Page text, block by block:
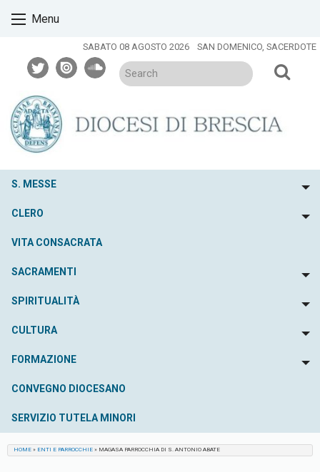
Menu
SABATO 08 AGOSTO 2026 SAN DOMENICO, SACERDOTE
twitterissuusoundcloud
S. MESSE
CLERO
VITA CONSACRATA
SACRAMENTI
SPIRITUALITÀ
CULTURA
FORMAZIONE
CONVEGNO DIOCESANO
SERVIZIO TUTELA MINORI
HOME » ENTI E PARROCCHIE » MAGASA PARROCCHIA DI S. ANTONIO ABATE